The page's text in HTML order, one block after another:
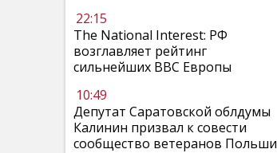
22:15
The National Interest: РФ
возглавляет рейтинг
сильнейших ВВС Европы
10:49
Депутат Саратовской облдумы
Калинин призвал к совести
сообщество ветеранов Польши